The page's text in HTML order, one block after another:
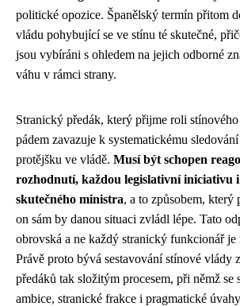
politické opozice. Španělský termín přitom
vládu pohybující se ve stínu té skutečné,
jsou vybíráni s ohledem na jejich odborné
váhu v rámci strany.
Stranický předák, který přijme roli
pádem zavazuje k systematickému
protějšku ve vládě. Musí být schopen
rozhodnutí, každou legislativní iniciativu i
skutečného ministra, a to způsobem, který
on sám by danou situaci zvládl lépe. Tato
obrovská a ne každý stranický funkcionář je
Právě proto bývá sestavování stínové vlády
předáků tak složitým procesem, při němž se
ambice, stranické frakce i pragmatické